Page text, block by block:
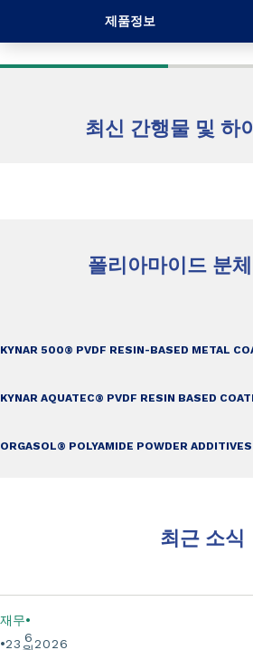
제품정보
최신 간행물 및 하
폴리아마이드 분
KYNAR 500® PVDF RESIN-BASED METAL
KYNAR AQUATEC® PVDF RESIN BASED
ORGASOL® POLYAMIDE POWDER
최근 소식
6
23 2026
재무